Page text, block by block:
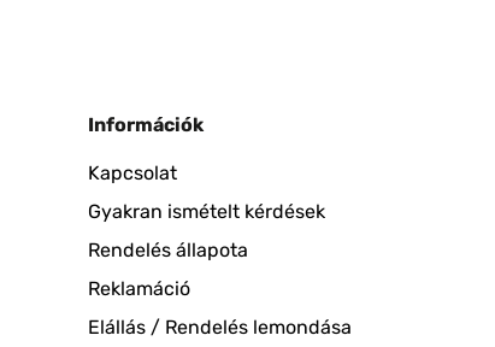
Információk
Kapcsolat
Gyakran ismételt kérdések
Rendelés állapota
Reklamáció
Elállás / Rendelés lemondása